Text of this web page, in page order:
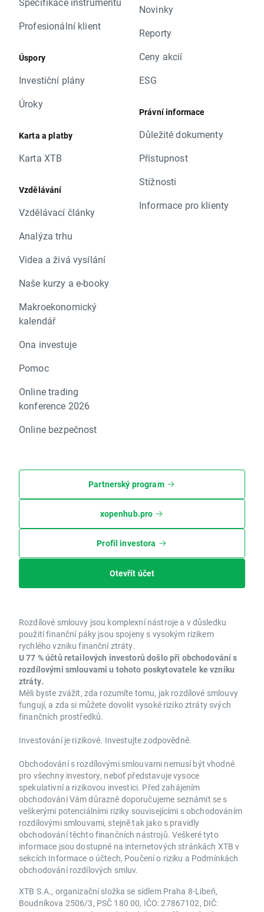
Profesionální klient
Úspory
Investiční plány
Úroky
Karta a platby
Karta XTB
Vzdělávání
Vzdělávací články
Analýza trhu
Videa a živá vysílání
Naše kurzy a e-booky
Makroekonomický
kalendář
Ona investuje
Pomoc
Online trading
konference 2026
Online bezpečnost
Novinky
Reporty
Ceny akcií
ESG
Právní informace
Důležité dokumenty
Přístupnost
Stížnosti
Informace pro klienty
Partnerský program
xopenhub.pro
Profil investora
Otevřít účet
Rozdílové smlouvy jsou komplexní nástroje a v důsledku
použití finanční páky jsou spojeny s vysokým rizikem
rychlého vzniku finanční ztráty.
U 77 % účtů retailových investorů došlo při obchodování s
rozdílovými smlouvami u tohoto poskytovatele ke vzniku
ztráty.
Měli byste zvážit, zda rozumíte tomu, jak rozdílové smlouvy
fungují, a zda si můžete dovolit vysoké riziko ztráty svých
finančních prostředků.
Investování je rizikové. Investujte zodpovědně.
Obchodování s rozdílovými smlouvami nemusí být vhodné
pro všechny investory, neboť představuje vysoce
spekulativní a rizikovou investici. Před zahájením
obchodování Vám důrazně doporučujeme seznámit se s
veškerými potenciálními riziky souvisejícími s obchodováním
rozdílovými smlouvami, stejně tak jako s pravidly
obchodování těchto finančních nástrojů. Veškeré tyto
informace jsou dostupné na internetových stránkách XTB v
sekcích Informace o účtech, Poučení o riziku a Podmínkách
obchodování rozdílových smluv.
XTB S.A., organizační složka se sídlem Praha 8-Libeň,
Boudníkova 2506/3, PSČ 180 00, IČO: 27867102, DIČ: